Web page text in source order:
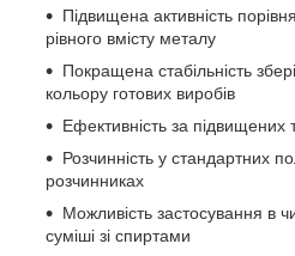
Підвищена активність
рівного вмісту металу
Покращена стабільність
кольору готових виробів
Ефективність за підвищених
Розчинність у стандартних
розчинниках
Можливість застосування в
суміші зі спиртами